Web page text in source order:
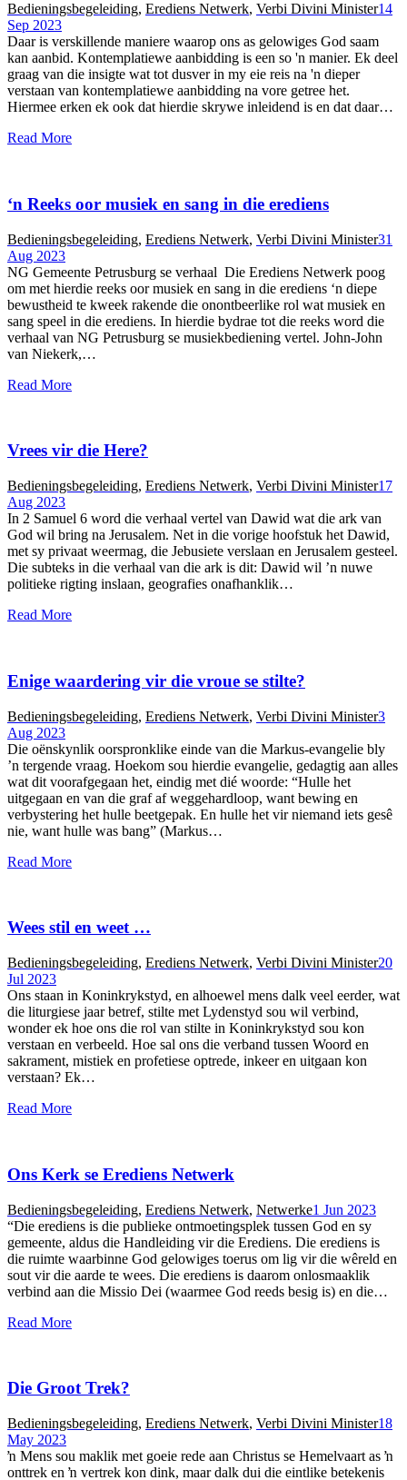
Bedieningsbegeleiding, Erediens Netwerk, Verbi Divini Minister14
Sep 2023
Daar is verskillende maniere waarop ons as gelowiges God saam
kan aanbid. Kontemplatiewe aanbidding is een so 'n manier. Ek deel
graag van die insigte wat tot dusver in my eie reis na 'n dieper
verstaan van kontemplatiewe aanbidding na vore getree het.
Hiermee erken ek ook dat hierdie skrywe inleidend is en dat daar…
Read More
‘n Reeks oor musiek en sang in die erediens
Bedieningsbegeleiding, Erediens Netwerk, Verbi Divini Minister31
Aug 2023
NG Gemeente Petrusburg se verhaal Die Erediens Netwerk poog
om met hierdie reeks oor musiek en sang in die erediens ‘n diepe
bewustheid te kweek rakende die onontbeerlike rol wat musiek en
sang speel in die erediens. In hierdie bydrae tot die reeks word die
verhaal van NG Petrusburg se musiekbediening vertel. John-John
van Niekerk,…
Read More
Vrees vir die Here?
Bedieningsbegeleiding, Erediens Netwerk, Verbi Divini Minister17
Aug 2023
In 2 Samuel 6 word die verhaal vertel van Dawid wat die ark van
God wil bring na Jerusalem. Net in die vorige hoofstuk het Dawid,
met sy privaat weermag, die Jebusiete verslaan en Jerusalem gesteel.
Die subteks in die verhaal van die ark is dit: Dawid wil ’n nuwe
politieke rigting inslaan, geografies onafhanklik…
Read More
Enige waardering vir die vroue se stilte?
Bedieningsbegeleiding, Erediens Netwerk, Verbi Divini Minister3
Aug 2023
Die oënskynlik oorspronklike einde van die Markus-evangelie bly
’n tergende vraag. Hoekom sou hierdie evangelie, gedagtig aan alles
wat dit voorafgegaan het, eindig met dié woorde: “Hulle het
uitgegaan en van die graf af weggehardloop, want bewing en
verbystering het hulle beetgepak. En hulle het vir niemand iets gesê
nie, want hulle was bang” (Markus…
Read More
Wees stil en weet …
Bedieningsbegeleiding, Erediens Netwerk, Verbi Divini Minister20
Jul 2023
Ons staan in Koninkrykstyd, en alhoewel mens dalk veel eerder, wat
die liturgiese jaar betref, stilte met Lydenstyd sou wil verbind,
wonder ek hoe ons die rol van stilte in Koninkrykstyd sou kon
verstaan en verbeeld. Hoe sal ons die verband tussen Woord en
sakrament, mistiek en profetiese optrede, inkeer en uitgaan kon
verstaan? Ek…
Read More
Ons Kerk se Erediens Netwerk
Bedieningsbegeleiding, Erediens Netwerk, Netwerke1 Jun 2023
“Die erediens is die publieke ontmoetingsplek tussen God en sy
gemeente, aldus die Handleiding vir die Erediens. Die erediens is
die ruimte waarbinne God gelowiges toerus om lig vir die wêreld en
sout vir die aarde te wees. Die erediens is daarom onlosmaaklik
verbind aan die Missio Dei (waarmee God reeds besig is) en die…
Read More
Die Groot Trek?
Bedieningsbegeleiding, Erediens Netwerk, Verbi Divini Minister18
May 2023
ŉ Mens sou maklik met goeie rede aan Christus se Hemelvaart as ŉ
onttrek en ŉ vertrek kon dink, maar dalk dui die eintlike betekenis